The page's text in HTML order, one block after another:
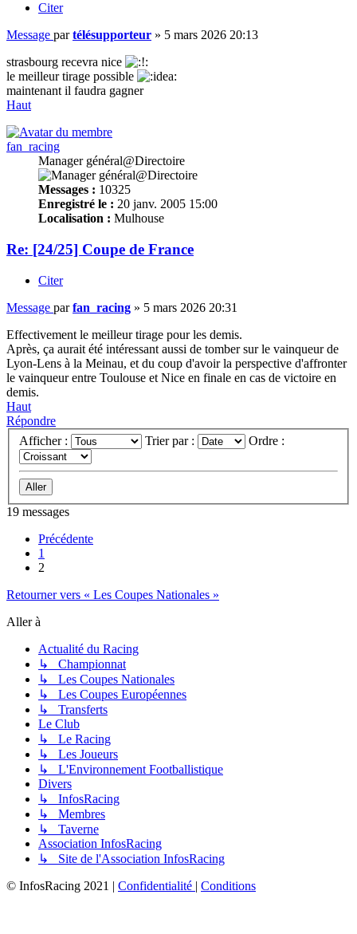
Citer
Message partélésupporteur » 5 mars 2026 20:13
strasbourg recevra nice
le meilleur tirage possible
maintenant il faudra gagner
Haut
fan_racing
Manager général@Directoire
Messages : 10325
Enregistré le : 20 janv. 2005 15:00
Localisation : Mulhouse
Re: [24/25] Coupe de France
Citer
Message parfan_racing » 5 mars 2026 20:31
Effectivement le meilleur tirage pour les demis.
Après, ça aurait été intéressant aussi de tomber sur le vainqueur de
Lyon-Lens à la Meinau, et du coup d'avoir la perspective d'affronter
le vainqueur entre Toulouse et Nice en finale en cas de victoire en
demis.
Haut
Répondre
Afficher :
Trier par : Ordre :
19 messages
Précédente
1
2
Retourner vers « Les Coupes Nationales »
Aller à
Actualité du Racing
↳ Championnat
↳ Les Coupes Nationales
↳ Les Coupes Européennes
↳ Transferts
Le Club
↳ Le Racing
↳ Les Joueurs
↳ L'Environnement Footballistique
Divers
↳ InfosRacing
↳ Membres
↳ Taverne
Association InfosRacing
↳ Site de l'Association InfosRacing
© InfosRacing 2021 | Confidentialité | Conditions